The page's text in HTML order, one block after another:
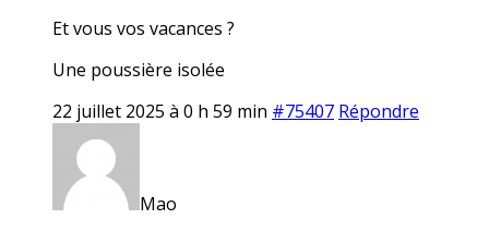
Et vous vos vacances ?
Une poussière isolée
22 juillet 2025 à 0 h 59 min #75407 Répondre
Mao